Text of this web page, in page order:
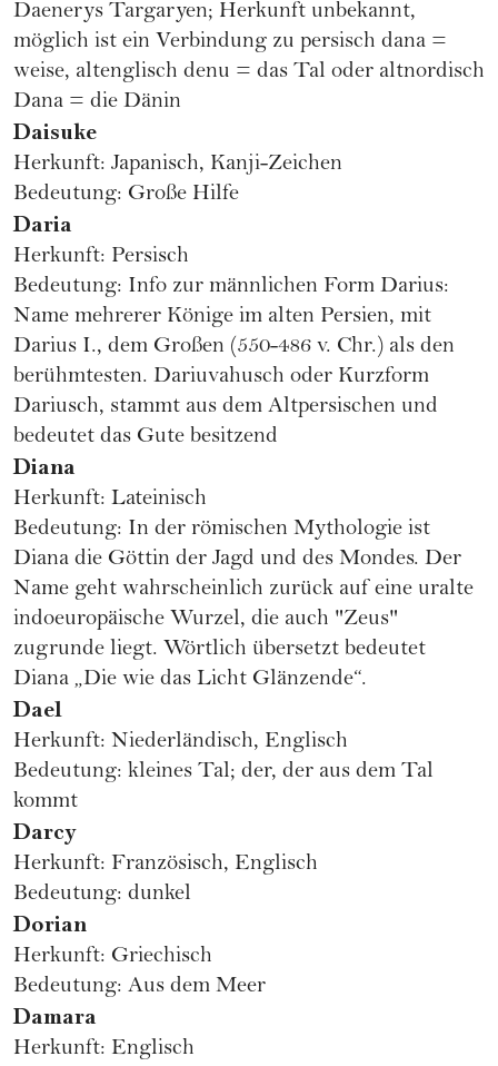
Daenerys Targaryen; Herkunft unbekannt,
möglich ist ein Verbindung zu persisch dana =
weise, altenglisch denu = das Tal oder altnordisch
Dana = die Dänin
Daisuke
Herkunft: Japanisch, Kanji-Zeichen
Bedeutung: Große Hilfe
Daria
Herkunft: Persisch
Bedeutung: Info zur männlichen Form Darius:
Name mehrerer Könige im alten Persien, mit
Darius I., dem Großen (550-486 v. Chr.) als den
berühmtesten. Dariuvahusch oder Kurzform
Dariusch, stammt aus dem Altpersischen und
bedeutet das Gute besitzend
Diana
Herkunft: Lateinisch
Bedeutung: In der römischen Mythologie ist
Diana die Göttin der Jagd und des Mondes. Der
Name geht wahrscheinlich zurück auf eine uralte
indoeuropäische Wurzel, die auch "Zeus"
zugrunde liegt. Wörtlich übersetzt bedeutet
Diana „Die wie das Licht Glänzende“.
Dael
Herkunft: Niederländisch, Englisch
Bedeutung: kleines Tal; der, der aus dem Tal
kommt
Darcy
Herkunft: Französisch, Englisch
Bedeutung: dunkel
Dorian
Herkunft: Griechisch
Bedeutung: Aus dem Meer
Damara
Herkunft: Englisch